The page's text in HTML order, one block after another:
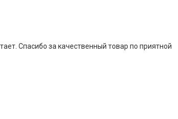
Спасибо за качественный товар по приятной